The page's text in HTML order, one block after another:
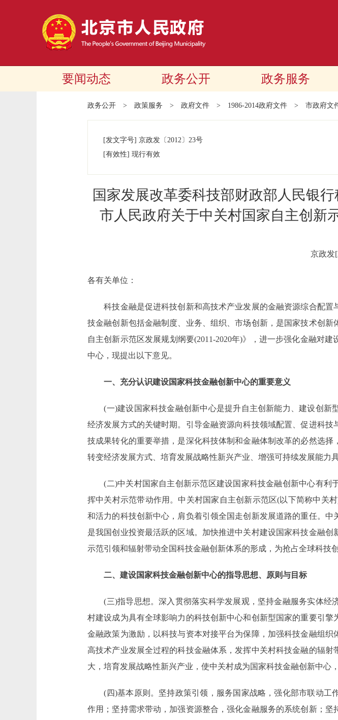
要闻动态 政务公开 政务服务
政务公开 > 政策服务 > 政府文件 > 1986-2014政府文件 > 市政府文
[发文字号] 京政发 〔2012〕 23号
[有效性] 现行有效
国家发展改革委科技部财政部人民银
市人民政府关于中关村国家自主创新
京政发
各有关单位：
科技金融是促进科技创新和高技术产业发展的金融资源综合配置
技金融创新包括金融制度、业务、组织、市场创新，是国家技术创
自主创新示范区发展规划纲要(2011-2020年)》，进一步强化金融对
中心，现提出以下意见。
一、充分认识建设国家科技金融创新中心的重要意义
(一)建设国家科技金融创新中心是提升自主创新能力、建设创新
经济发展方式的关键时期。引导金融资源向科技领域配置、促进科
技成果转化的重要举措，是深化科技体制和金融体制改革的必然选
转变经济发展方式、培育发展战略性新兴产业、增强可持续发展能力
(二)中关村国家自主创新示范区建设国家科技金融创新中心有利
挥中关村示范带动作用。中关村国家自主创新示范区(以下简称中关
和活力的科技创新中心，肩负着引领全国走创新发展道路的重任。
是我国创业投资最活跃的区域。加快推进中关村建设国家科技金融
示范引领和辐射带动全国科技金融创新体系的形成，为抢占全球科技
二、建设国家科技金融创新中心的指导思想、原则与目标
(三)指导思想。深入贯彻落实科学发展观，坚持金融服务实体经
村建设成为具有全球影响力的科技创新中心和创新型国家的重要引
金融政策为激励，以科技与资本对接平台为保障，加强科技金融组
高技术产业发展全过程的科技金融体系，发挥中关村科技金融的辐
大，培育发展战略性新兴产业，使中关村成为国家科技金融创新中心
(四)基本原则。坚持政策引领，服务国家战略，强化部市联动工
作用；坚持需求带动，加强资源整合，强化金融服务的系统创新；